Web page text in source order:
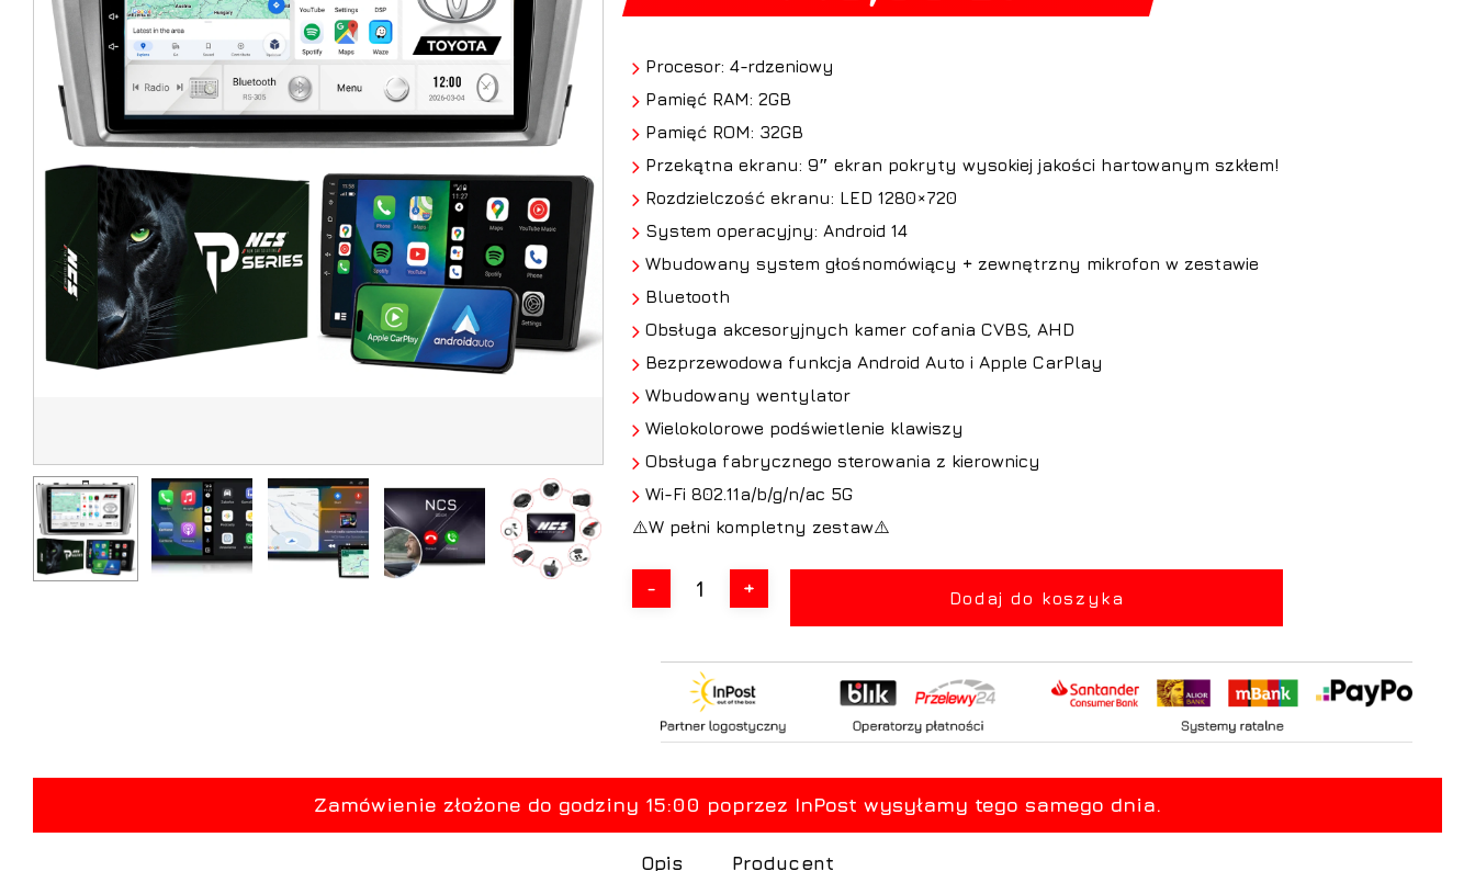
Procesor: 4-rdzeniowy
Pamięć RAM: 2GB
Pamięć ROM: 32GB
Przekątna ekranu: 9″ ekran pokryty wysokiej jakości hartowanym szkłem!
Rozdzielczość ekranu: LED 1280×720
System operacyjny: Android 14
Wbudowany system głośnomówiący + zewnętrzny mikrofon w zestawie
Bluetooth
Obsługa akcesoryjnych kamer cofania CVBS, AHD
Bezprzewodowa funkcja Android Auto i Apple CarPlay
Wbudowany wentylator
Wielokolorowe podświetlenie klawiszy
Obsługa fabrycznego sterowania z kierownicy
Wi-Fi 802.11a/b/g/n/ac 5G
⚠️W pełni kompletny zestaw⚠️
Dodaj do koszyka
Opis Producent